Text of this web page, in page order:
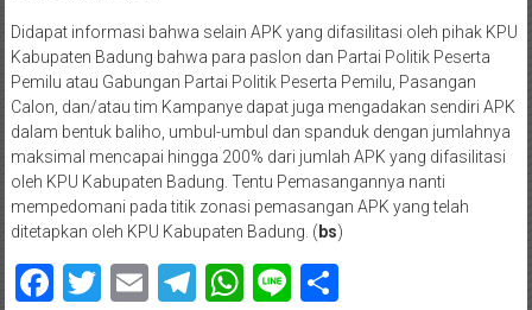
Didapat informasi bahwa selain APK yang difasilitasi oleh pihak KPU
Kabupaten Badung bahwa para paslon dan Partai Politik Peserta
Pemilu atau Gabungan Partai Politik Peserta Pemilu, Pasangan
Calon, dan/atau tim Kampanye dapat juga mengadakan sendiri APK
dalam bentuk baliho, umbul-umbul dan spanduk dengan jumlahnya
maksimal mencapai hingga 200% dari jumlah APK yang difasilitasi
oleh KPU Kabupaten Badung. Tentu Pemasangannya nanti
mempedomani pada titik zonasi pemasangan APK yang telah
ditetapkan oleh KPU Kabupaten Badung. ( bs)
Facebook
Twitter
EmailTelegram
WhatsApp
LineShare